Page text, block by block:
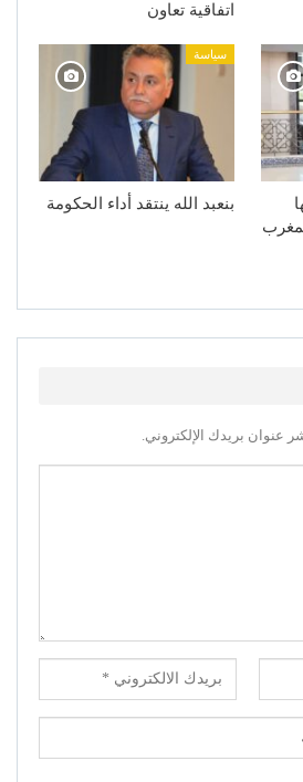
اتفاقية تعاون
سياسة
بنعبد الله ينتقد أداء الحكومة
عنوان بريدك الإلكتروني.